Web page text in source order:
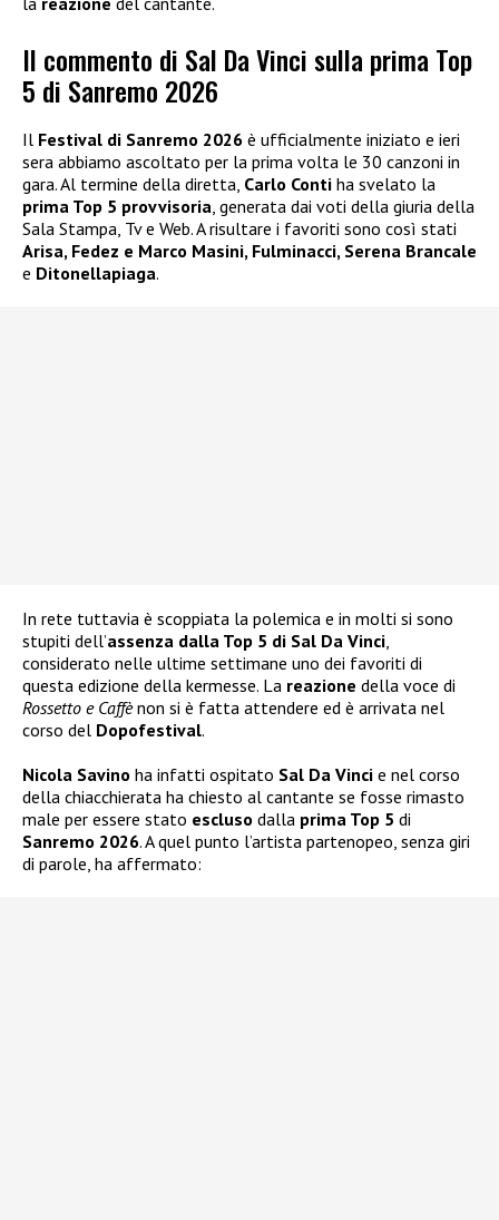
Il commento di Sal Da Vinci sulla prima Top
5 di Sanremo 2026
Il Festival di Sanremo 2026 è ufficialmente iniziato e ieri
sera abbiamo ascoltato per la prima volta le 30 canzoni in
gara. Al termine della diretta, Carlo Conti ha svelato la
prima Top 5 provvisoria, generata dai voti della giuria della
Sala Stampa, Tv e Web. A risultare i favoriti sono così stati
Arisa, Fedez e Marco Masini, Fulminacci, Serena Brancale
e Ditonellapiaga.
In rete tuttavia è scoppiata la polemica e in molti si sono
stupiti dell’assenza dalla Top 5 di Sal Da Vinci,
considerato nelle ultime settimane uno dei favoriti di
questa edizione della kermesse. La reazione della voce di
Rossetto e Caffènon si è fatta attendere ed è arrivata nel
corso del Dopofestival.
Nicola Savino ha infatti ospitato Sal Da Vinci e nel corso
della chiacchierata ha chiesto al cantante se fosse rimasto
male per essere stato escluso dalla prima Top 5 di
Sanremo 2026. A quel punto l’artista partenopeo, senza giri
di parole, ha affermato: